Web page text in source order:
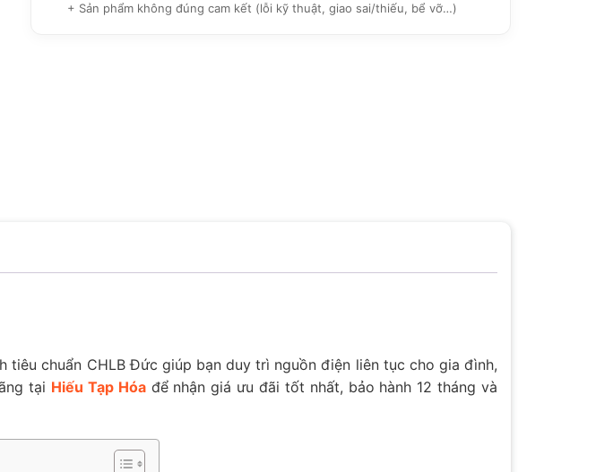
+ Sản phẩm không đúng cam kết (lỗi kỹ thuật, giao sai/thiếu, bể vỡ…)
tiêu chuẩn CHLB Đức giúp bạn duy trì nguồn điện liên tục cho gia đình,
tại Hiếu Tạp Hóađể nhận giá ưu đãi tốt nhất, bảo hành 12 tháng và